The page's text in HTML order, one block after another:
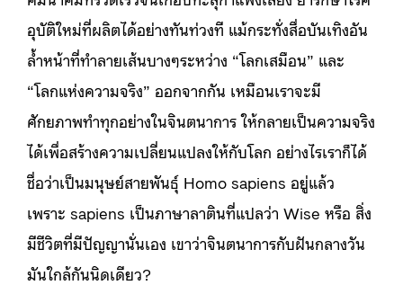
อุบัติใหม่ที่ผลิตได้อย่างทันท่วงที แม้กระทั่งสื่อบันเทิงอัน
ล้ำหน้าที่ทำลายเส้นบางๆระหว่าง “โลกเสมือน” และ
“โลกแห่งความจริง” ออกจากกัน เหมือนเราจะมี
ศักยภาพทำทุกอย่างในจินตนาการ ให้กลายเป็นความจริง
ได้เพื่อสร้างความเปลี่ยนแปลงให้กับโลก อย่างไรเราก็ได้
ชื่อว่าเป็นมนุษย์สายพันธุ์ Homo sapiens อยู่แล้ว
เพราะ sapiens เป็นภาษาลาตินที่แปลว่า Wise หรือ สิ่ง
มีชีวิตที่มีปัญญานั่นเอง เขาว่าจินตนาการกับฝันกลางวัน
มันใกล้กันนิดเดียว?